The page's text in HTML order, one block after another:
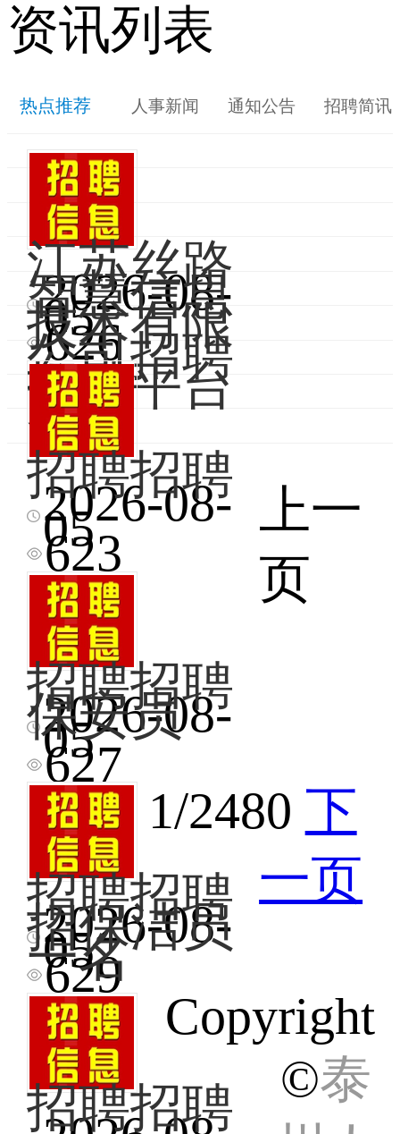
资讯列表
热点推荐 人事新闻 通知公告 招聘简讯
江苏丝路
智慧信息
技术有限
公司招聘
招聘平台
客服
2026-08-
05
626
技
术
有
限
公
司
招
算
机
精通，
有
互
联
经
验。
电
话：
招聘招聘
2026-08-
05
623 招
聘
小
区
物
修
工
程
师
1
名、
保
名，
工
作
地
点
就
招聘招聘
保安员
2026-08-
05
627 招
聘
小
区
保
安
员
一
56
岁，
160
一
天，
长
白
招聘招聘
招保洁员
一名
2026-08-
05
629 儿
童
书
坊
招
保
洁
招聘招聘
上一
页
1/2480 下
一页
Copyright
©泰